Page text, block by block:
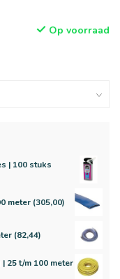
Op voorraad
| 100 stuks
meter (305,00)
(82,44)
25 t/m 100 meter